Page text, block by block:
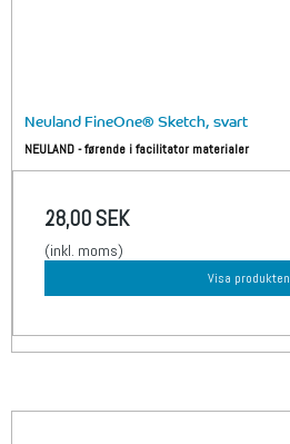
Neuland FineOne® Sketch, svart
NEULAND - førende i facilitator materialer
28,00 SEK
(inkl. moms)
Visa produkten